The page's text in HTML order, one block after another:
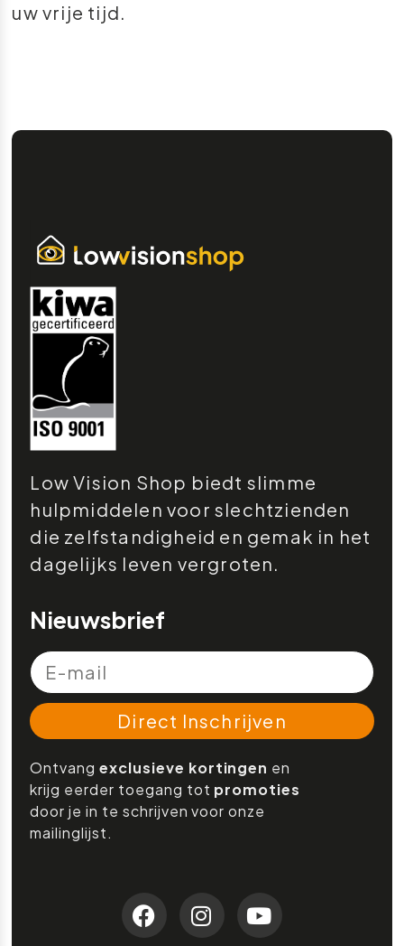
uw vrije tijd.
Low Vision Shop biedt slimme
hulpmiddelen voor slechtzienden
die zelfstandigheid en gemak in het
dagelijks leven vergroten.
Nieuwsbrief
Direct Inschrijven
Ontvangexclusieve kortingen en
krijg eerder toegang tot promoties
door je in te schrijven voor onze
mailinglijst.